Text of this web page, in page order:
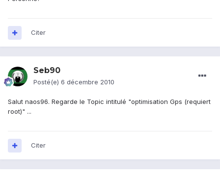
Citer
Seb90
Posté(e) 6 décembre 2010
Salut naos96. Regarde le Topic intitulé "optimisation Gps (requiert
root)" ...
Citer